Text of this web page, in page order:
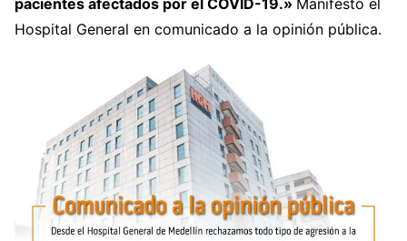
pacientes afectados por el COVID-19.» Manifestó el
Hospital General en comunicado a la opinión pública.